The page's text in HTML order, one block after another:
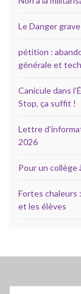
Le Danger
pétition :
générale et
Canicule dans
Stop, ça suffit !
Lettre
2026
Pour un collège
Fortes chaleurs
et les élèves